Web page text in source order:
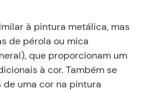
à pintura metálica, mas
de pérola ou mica
que proporcionam um
à cor. Também se
uma cor na pintura